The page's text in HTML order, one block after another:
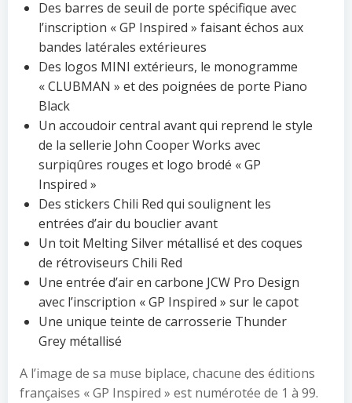
Des barres de seuil de porte spécifique avec
l’inscription « GP Inspired » faisant échos aux
bandes latérales extérieures
Des logos MINI extérieurs, le monogramme
« CLUBMAN » et des poignées de porte Piano
Black
Un accoudoir central avant qui reprend le style
de la sellerie John Cooper Works avec
surpiqûres rouges et logo brodé « GP
Inspired »
Des stickers Chili Red qui soulignent les
entrées d’air du bouclier avant
Un toit Melting Silver métallisé et des coques
de rétroviseurs Chili Red
Une entrée d’air en carbone JCW Pro Design
avec l’inscription « GP Inspired » sur le capot
Une unique teinte de carrosserie Thunder
Grey métallisé
A l’image de sa muse biplace, chacune des éditions
françaises « GP Inspired » est numérotée de 1 à 99.